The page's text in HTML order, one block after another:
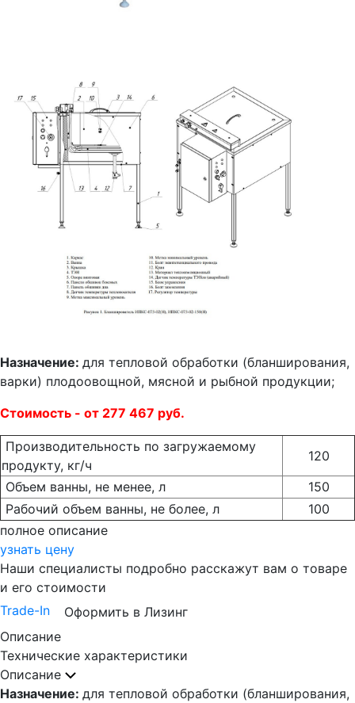
Назначение: для тепловой обработки (бланширования,
варки) плодоовощной, мясной и рыбной продукции;
Стоимость - от 277 467 руб.
Производительность по загружаемому
продукту, кг/ч
120
Объем ванны, не менее, л
150
Рабочий объем ванны, не более, л
100
полное описание
узнать цену
Наши специалисты подробно расскажут вам о товаре
и его стоимости
Trade-In
Оформить в Лизинг
Описание
Технические характеристики
Описание
Назначение: для тепловой обработки (бланширования,